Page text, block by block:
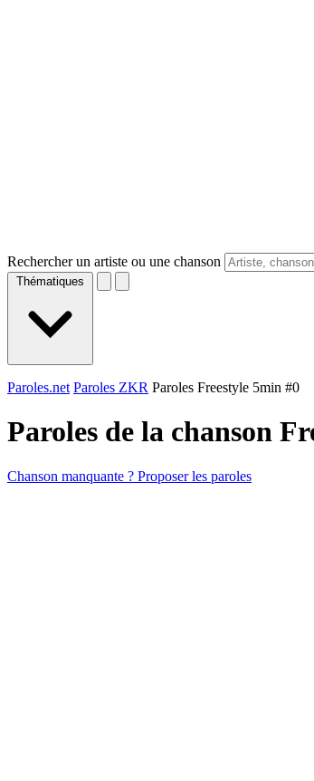
Rechercher un artiste ou une chanson
Thématiques
Paroles.net Paroles ZKR Paroles Freestyle 5min #0
Paroles de la chanson
Chanson manquante ? Proposer les paroles